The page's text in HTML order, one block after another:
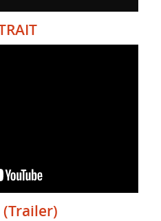
(Trailer)